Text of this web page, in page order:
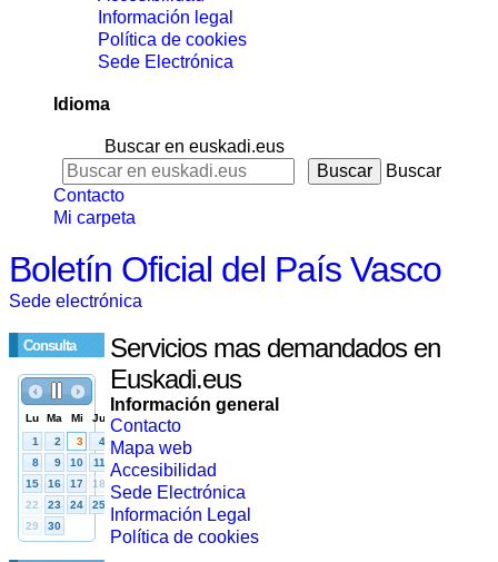
Información legal
Política de cookies
Sede Electrónica
Idioma
Buscar en euskadi.eus
Buscar
Contacto
Mi carpeta
Boletín Oficial del País Vasco
Sede electrónica
Consulta
Servicios mas demandados en
Euskadi.eus
Información general
Contacto
Mapa web
Accesibilidad
Sede Electrónica
Información Legal
Política de cookies